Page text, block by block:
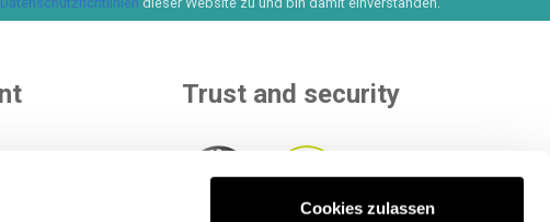
Cookies zulassen
Trust and security